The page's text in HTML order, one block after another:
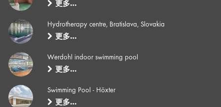
更多…
Hydrotherapy centre, Bratislava, Slovakia
更多…
Werdohl indoor swimming pool
更多…
Swimming Pool - Höxter
更多…